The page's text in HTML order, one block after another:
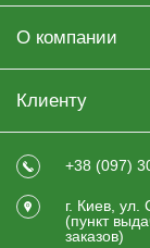
О компании
Клиенту
+38 (097)
г. Киев, ул.
(пункт
заказов)